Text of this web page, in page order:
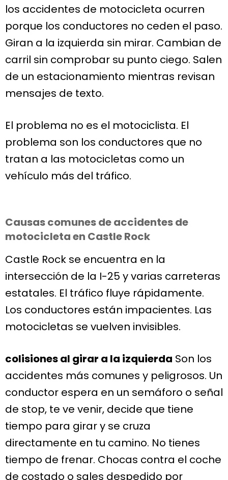
los accidentes de motocicleta ocurren
porque los conductores no ceden el paso.
Giran a la izquierda sin mirar. Cambian de
carril sin comprobar su punto ciego. Salen
de un estacionamiento mientras revisan
mensajes de texto.
El problema no es el motociclista. El
problema son los conductores que no
tratan a las motocicletas como un
vehículo más del tráfico.
Causas comunes de accidentes de
motocicleta en Castle Rock
Castle Rock se encuentra en la
intersección de la I-25 y varias carreteras
estatales. El tráfico fluye rápidamente.
Los conductores están impacientes. Las
motocicletas se vuelven invisibles.
colisiones al girar a la izquierda Son los
accidentes más comunes y peligrosos. Un
conductor espera en un semáforo o señal
de stop, te ve venir, decide que tiene
tiempo para girar y se cruza
directamente en tu camino. No tienes
tiempo de frenar. Chocas contra el coche
de costado o sales despedido por